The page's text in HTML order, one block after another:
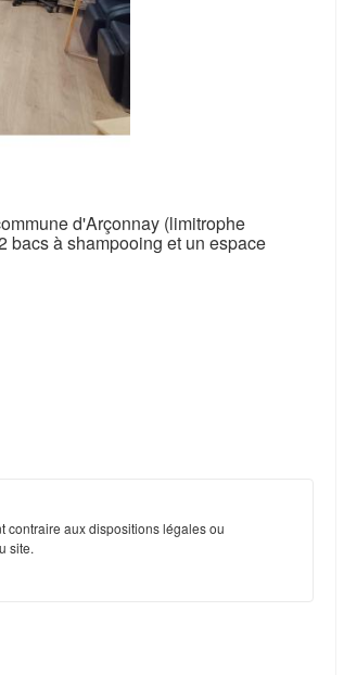
d'Arçonnay (limitrophe
bacs à shampooing et un espace
contraire aux dispositions légales ou
site.